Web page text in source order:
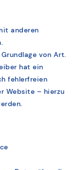
anderen
von Art.
hat ein
fehlerfreien
Website – hierzu